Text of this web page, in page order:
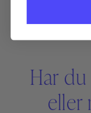
Har
eller